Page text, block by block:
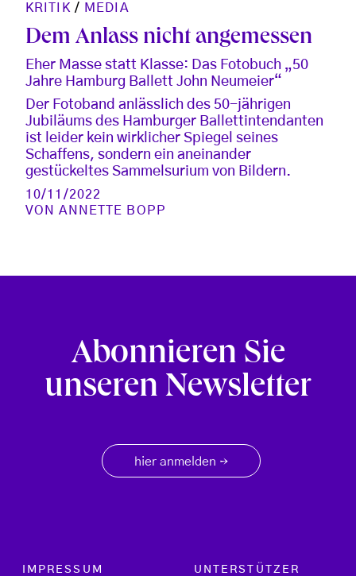
KRITIK / MEDIA
Dem Anlass nicht angemessen
Eher Masse statt Klasse: Das Fotobuch „50
Jahre Hamburg Ballett John Neumeier“
Der Fotoband anlässlich des 50-jährigen
Jubiläums des Hamburger Ballettintendanten
ist leider kein wirklicher Spiegel seines
Schaffens, sondern ein aneinander
gestückeltes Sammelsurium von Bildern.
10/11/2022
VONANNETTE BOPP
Abonnieren Sie
unseren Newsletter
hier anmelden →
Footer menu
IMPRESSUM
UNTERSTÜTZER